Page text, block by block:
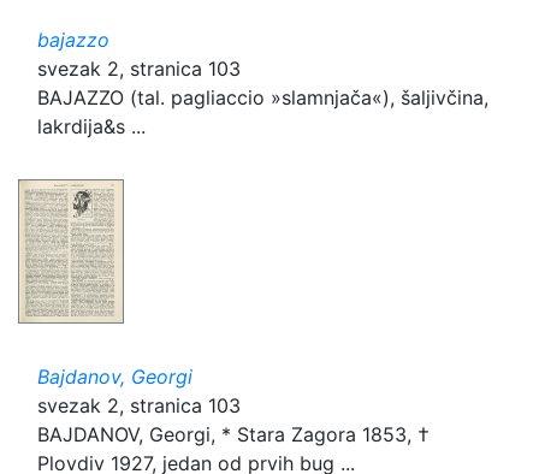
bajazzo
svezak 2, stranica 103
BAJAZZO (tal. pagliaccio »slamnjača«), šaljivčina,
lakrdija&s ...
Bajdanov, Georgi
svezak 2, stranica 103
BAJDANOV, Georgi, * Stara Zagora 1853, †
Plovdiv 1927, jedan od prvih bug ...